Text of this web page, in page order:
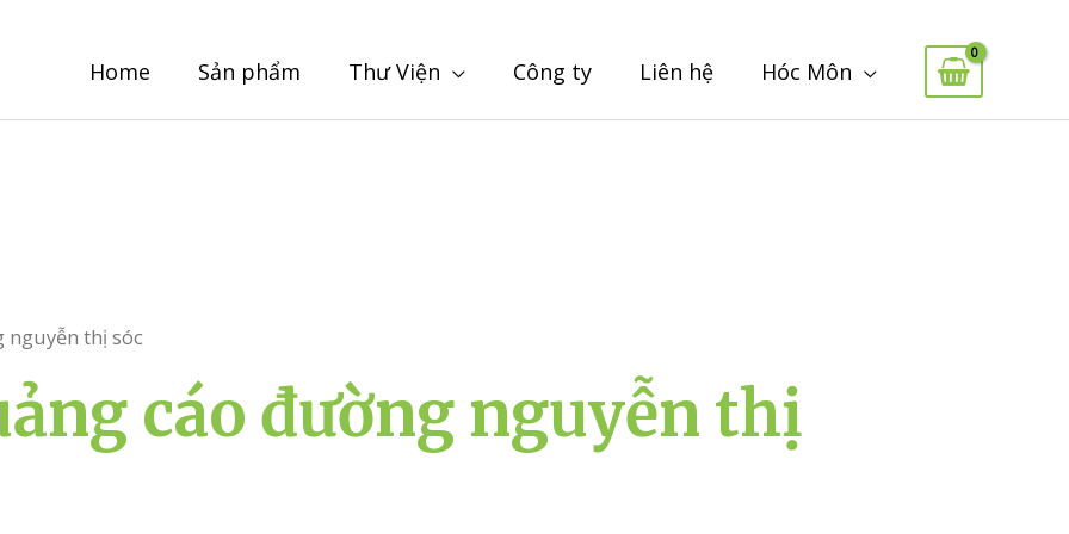
Home Sản phẩm Thư Viện Công ty Liên hệ Hóc Môn
nguyễn thị sóc
cáo đường nguyễn thị